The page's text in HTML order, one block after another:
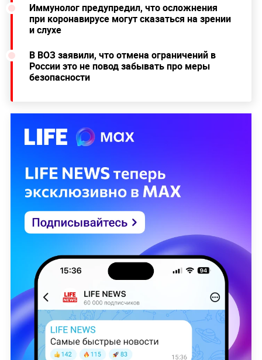
Иммунолог предупредил, что осложнения
при коронавирусе могут сказаться на зрении
и слухе
В ВОЗ заявили, что отмена ограничений в
России это не повод забывать про меры
безопасности